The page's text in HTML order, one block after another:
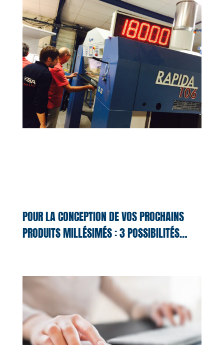
POUR LA CONCEPTION DE VOS PROCHAINS
PRODUITS MILLÉSIMÉS : 3 POSSIBILITÉS…